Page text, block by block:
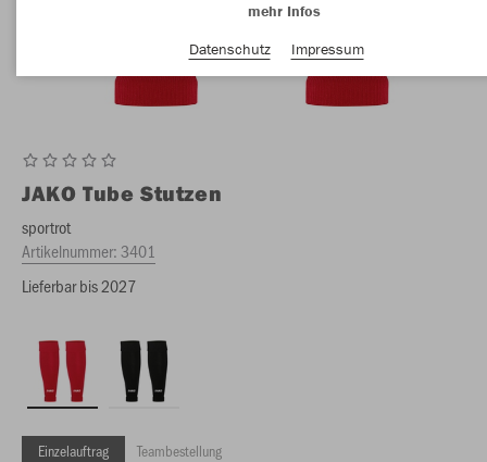
JAKO Tube Stutzen
sportrot
Artikelnummer:3401
Lieferbar bis 2027
Einzelauftrag Teambestellung
mehr Infos
Datenschutz
Impressum